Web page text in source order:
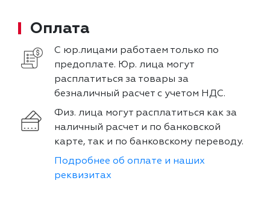
Оплата
С юр.лицами работаем только по
предоплате. Юр. лица могут
расплатиться за товары за
безналичный расчет с учетом НДС.
Физ. лица могут расплатиться как за
наличный расчет и по банковской
карте, так и по банковскому переводу.
Подробнее об оплате и наших
реквизитах